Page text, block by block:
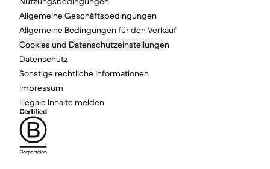
Allgemeine Geschäftsbedingungen
Allgemeine Bedingungen für den Verkauf
Cookies und Datenschutzeinstellungen
Datenschutz
Sonstige rechtliche Informationen
Impressum
Illegale Inhalte melden